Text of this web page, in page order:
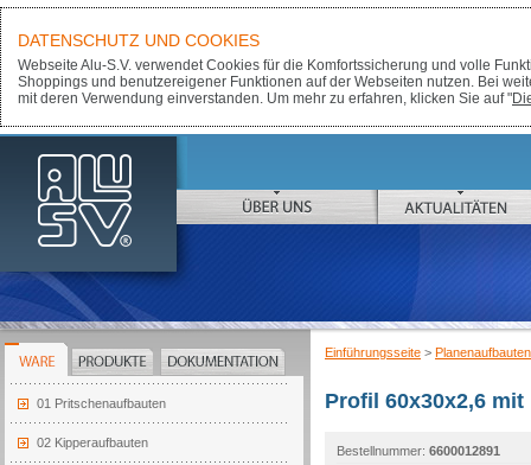
ALU-SV
ÜBER UNS AKTUALITÄTEN
JÁRA CIMRMAN:
DIE ZUKUNFT GEHÖRT DEM
WARE
01 Pritschenaufbauten
02 Kipperaufbauten
PRODUKTE DOKUMENTATION
Einführungsseite > Planenaufbauten
Profil 60x30x2,6 mit
Bestellnummer: 6600012891
DATENSCHUTZ UND COOKIES
Webseite Alu-S.V. verwendet Cookies für die Komfortssicherung und volle
Shoppings und benutzereigener Funktionen auf der Webseiten nutzen. Bei
mit deren Verwendung einverstanden. Um mehr zu erfahren, klicken Sie auf "